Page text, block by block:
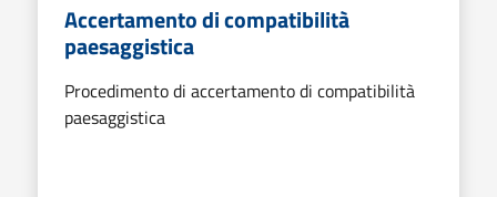
Accertamento di compatibilità
paesaggistica
Procedimento di accertamento di compatibilità
paesaggistica